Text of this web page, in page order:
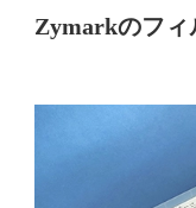
Zymarkのフィ